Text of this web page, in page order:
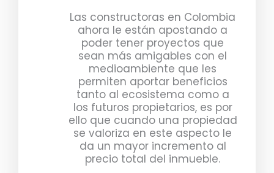
Las constructoras en Colombia
ahora le están apostando a
poder tener proyectos que
sean más amigables con el
medioambiente que les
permiten aportar beneficios
tanto al ecosistema como a
los futuros propietarios, es por
ello que cuando una propiedad
se valoriza en este aspecto le
da un mayor incremento al
precio total del inmueble.